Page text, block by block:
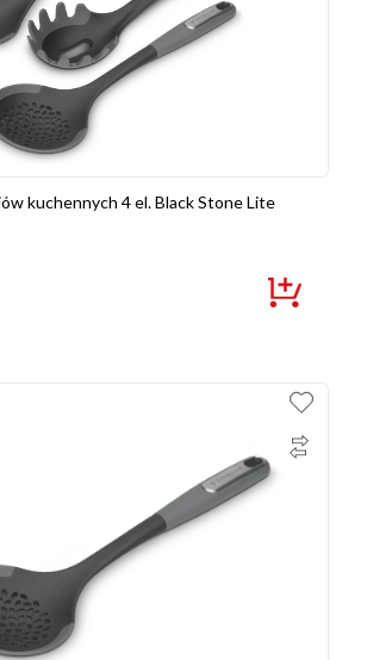
kuchennych 4 el. Black Stone Lite